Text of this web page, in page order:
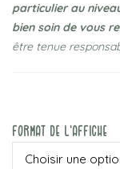
particulier au
bien soin de vous
être tenue
Format De L'affiche